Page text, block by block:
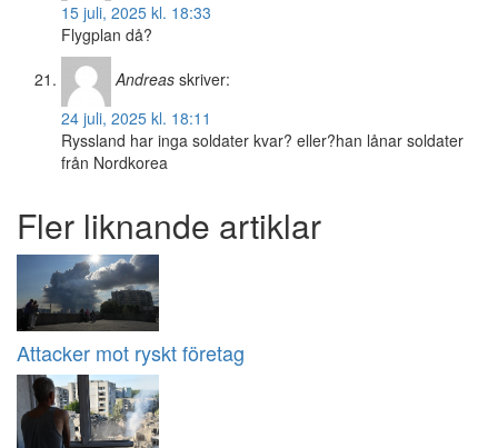
15 juli, 2025 kl. 18:33
Flygplan då?
Andreas skriver:
24 juli, 2025 kl. 18:11
Ryssland har inga soldater kvar? eller?han lånar soldater
från Nordkorea
Fler liknande artiklar
Attacker mot ryskt företag